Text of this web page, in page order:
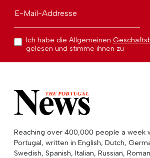
E-Mail-Addresse
Ich habe die Allgemeinen
gelesen und stimme ihnen zu
Reaching over 400,000 people a week
Portugal, written in English, Dutch,
Swedish, Spanish, Italian, Russian,